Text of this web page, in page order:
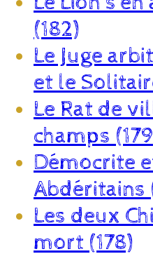
(182)
Le Juge
et le
Le Rat de
champs
Démocrite
Abdéritains
Les deux
mort (178)